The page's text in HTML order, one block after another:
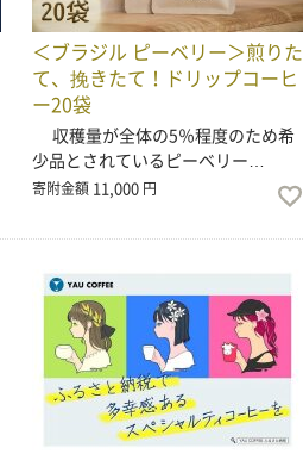
＜ブラジル ピーベリー＞煎りた
て、挽きたて！ドリップコーヒ
ー20袋
収穫量が全体の5％程度のため希
少品とされているピーベリー…
寄附金額 11,000 円